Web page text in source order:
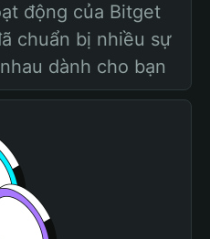
động của Bitget
chuẩn bị nhiều sự
dành cho bạn